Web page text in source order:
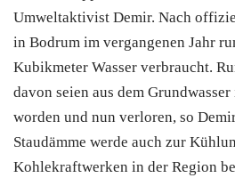
Umweltaktivist Demir. Nach
in Bodrum im vergangenen Jahr
Kubikmeter Wasser verbraucht.
davon seien aus dem
worden und nun verloren, so
Staudämme werde auch zur
Kohlekraftwerken in der Region